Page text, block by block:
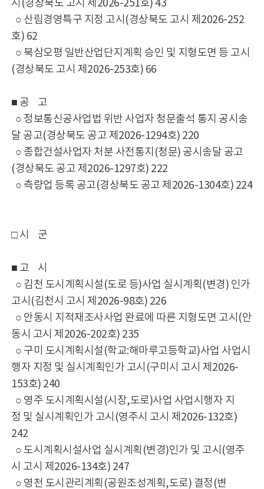
시(경상북도 고시 제2026-251호) 43
○ 산림경영특구 지정 고시(경상북도 고시 제2026-252
호) 62
○ 북삼오평 일반산업단지계획 승인 및 지형도면 등 고시
(경상북도 고시 제2026-253호) 66
■ 공 고
○ 정보통신공사업법 위반 사업자 청문출석 통지 공시송
달 공고(경상북도 공고 제2026-1294호) 220
○ 종합건설사업자 처분 사전통지(청문) 공시송달 공고
(경상북도 공고 제2026-1297호) 222
○ 측량업 등록 공고(경상북도 공고 제2026-1304호) 224
□ 시 군
■ 고 시
○ 김천 도시계획시설(도로 등)사업 실시계획(변경) 인가
고시(김천시 고시 제2026-98호) 226
○ 안동시 지적재조사사업 완료에 따른 지형도면 고시(안
동시 고시 제2026-202호) 235
○ 구미 도시계획시설(학교:해마루고등학교)사업 사업시
행자 지정 및 실시계획인가 고시(구미시 고시 제2026-
153호) 240
○ 영주 도시계획시설(시장,도로)사업 사업시행자 지
정 및 실시계획인가 고시(영주시 고시 제2026-132호)
242
○ 도시계획시설사업 실시계획(변경)인가 및 고시(영주
시 고시 제2026-134호) 247
○ 영천 도시관리계획(공원조성계획,도로) 결정(변